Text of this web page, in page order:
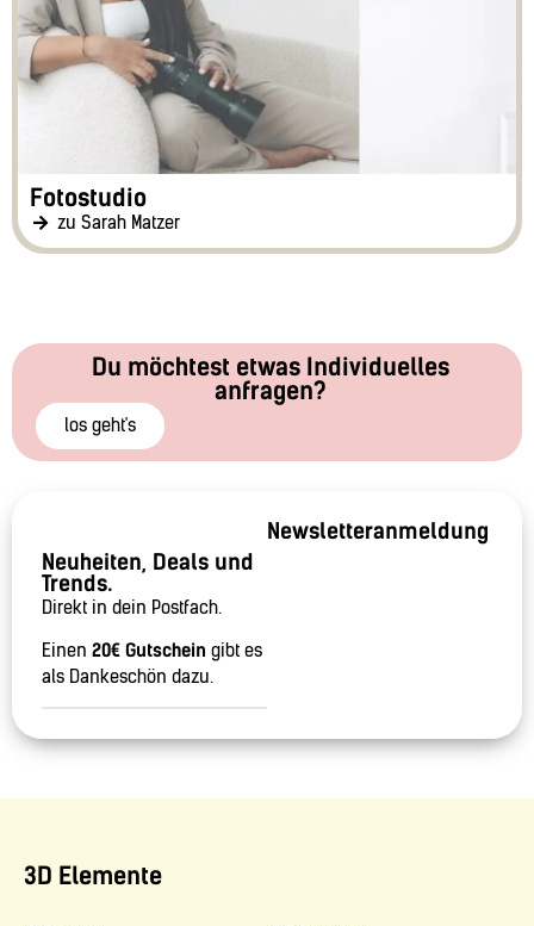
Fotostudio
zu Sarah Matzer
Du möchtest etwas Individuelles
anfragen?
los geht's
Neuheiten, Deals und
Trends.
Direkt in dein Postfach.
Einen 20€ Gutschein gibt es
als Dankeschön dazu.
Newsletteranmeldung
3D Elemente